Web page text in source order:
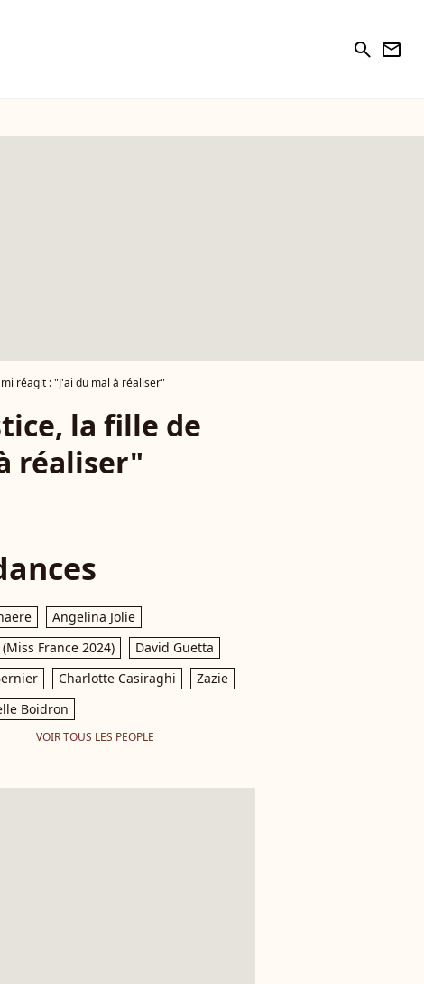
search newsletter
réagit : "J'ai du mal à réaliser"
la fille de
réaliser"
Angelina Jolie
France 2024)
David Guetta
Charlotte Casiraghi
Zazie
Boidron
VOIR TOUS LES PEOPLE